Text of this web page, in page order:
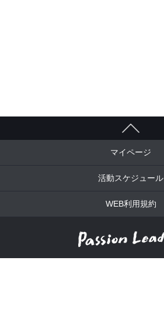
マイページ
活動スケジュール
WEB利用規約